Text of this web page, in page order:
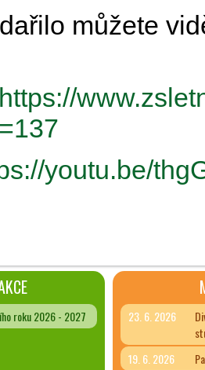
můžete
https://
youtu.be/
roku 2026 - 2027 23. 6. 2026
19. 6. 2026